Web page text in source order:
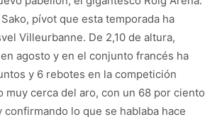
pívot que esta temporada ha
Villeurbanne. De 2,10 de altura,
agosto y en el conjunto francés ha
y 6 rebotes en la competición
muy cerca del aro, con un 68 por ciento
lo que se hablaba hace